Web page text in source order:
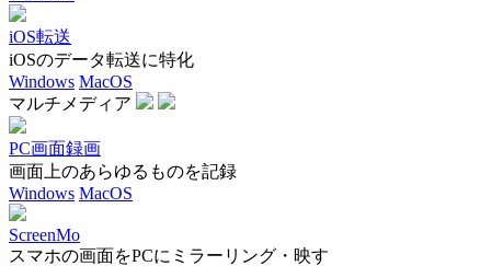
iOS転送
iOSのデータ転送に特化
Windows MacOS
マルチメディア
PC画面録画
画面上のあらゆるものを記録
Windows MacOS
ScreenMo
スマホの画面をPCにミラーリング・映す